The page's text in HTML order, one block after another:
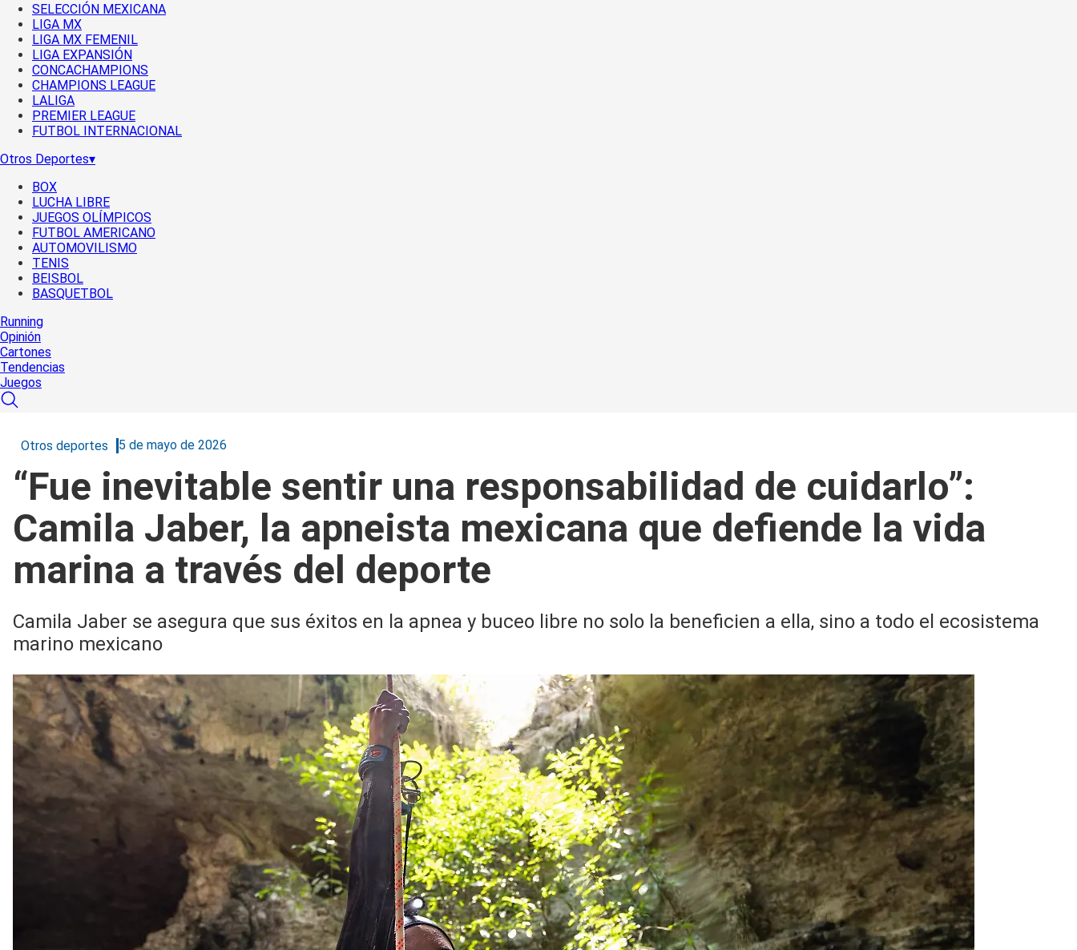
SELECCIÓN MEXICANA
LIGA MX
LIGA MX FEMENIL
LIGA EXPANSIÓN
CONCACHAMPIONS
CHAMPIONS LEAGUE
LALIGA
PREMIER LEAGUE
FUTBOL INTERNACIONAL
Otros Deportes▾
BOX
LUCHA LIBRE
JUEGOS OLÍMPICOS
FUTBOL AMERICANO
AUTOMOVILISMO
TENIS
BEISBOL
BASQUETBOL
Running
Opinión
Cartones
Tendencias
Juegos
Otros deportes 5 de mayo de 2026
“Fue inevitable sentir una responsabilidad de cuidarlo”:
Camila Jaber, la apneista mexicana que defiende la vida
marina a través del deporte
Camila Jaber se asegura que sus éxitos en la apnea y buceo libre no solo la beneficien a ella, sino a todo el ecosistema
marino mexicano